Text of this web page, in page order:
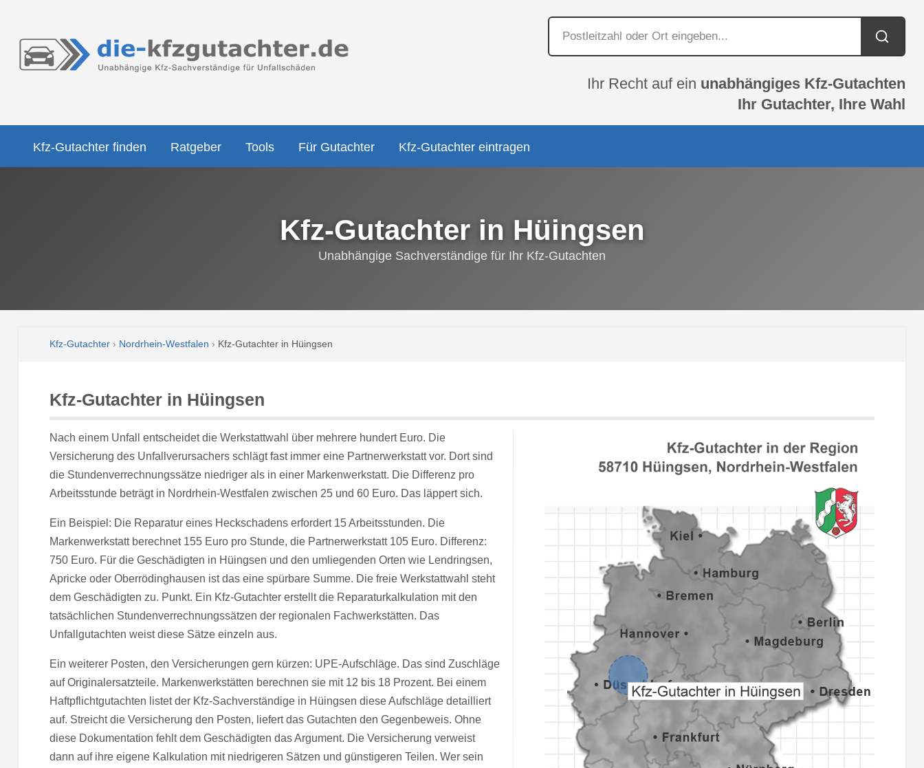
Ihr Recht auf ein unabhängiges Kfz-Gutachten
Ihr Gutachter, Ihre Wahl
Kfz-Gutachter finden Ratgeber Tools Für Gutachter Kfz-Gutachter eintragen
Kfz-Gutachter in Hüingsen
Unabhängige Sachverständige für Ihr Kfz-Gutachten
Kfz-Gutachter› Nordrhein-Westfalen › Kfz-Gutachter in Hüingsen
Kfz-Gutachter in Hüingsen
Nach einem Unfall entscheidet die Werkstattwahl über mehrere hundert Euro. Die
Versicherung des Unfallverursachers schlägt fast immer eine Partnerwerkstatt vor. Dort sind
die Stundenverrechnungssätze niedriger als in einer Markenwerkstatt. Die Differenz pro
Arbeitsstunde beträgt in Nordrhein-Westfalen zwischen 25 und 60 Euro. Das läppert sich.
Ein Beispiel: Die Reparatur eines Heckschadens erfordert 15 Arbeitsstunden. Die
Markenwerkstatt berechnet 155 Euro pro Stunde, die Partnerwerkstatt 105 Euro. Differenz:
750 Euro. Für die Geschädigten in Hüingsen und den umliegenden Orten wie Lendringsen,
Apricke oder Oberrödinghausen ist das eine spürbare Summe. Die freie Werkstattwahl steht
dem Geschädigten zu. Punkt. Ein Kfz-Gutachter erstellt die Reparaturkalkulation mit den
tatsächlichen Stundenverrechnungssätzen der regionalen Fachwerkstätten. Das
Unfallgutachten weist diese Sätze einzeln aus.
Ein weiterer Posten, den Versicherungen gern kürzen: UPE-Aufschläge. Das sind Zuschläge
auf Originalersatzteile. Markenwerkstätten berechnen sie mit 12 bis 18 Prozent. Bei einem
Haftpflichtgutachten listet der Kfz-Sachverständige in Hüingsen diese Aufschläge detailliert
auf. Streicht die Versicherung den Posten, liefert das Gutachten den Gegenbeweis. Ohne
diese Dokumentation fehlt dem Geschädigten das Argument. Die Versicherung verweist
dann auf ihre eigene Kalkulation mit niedrigeren Sätzen und günstigeren Teilen. Wer sein